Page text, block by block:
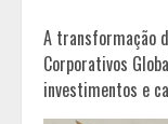
A transformação
Corporativos
investimentos e